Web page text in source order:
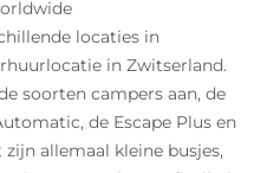
locaties in
in Zwitserland.
soorten campers aan, de
de Escape Plus en
allemaal kleine busjes,